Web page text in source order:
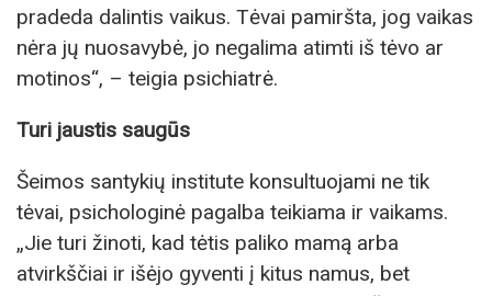
pradeda dalintis vaikus. Tėvai pamiršta, jog vaikas
nėra jų nuosavybė, jo negalima atimti iš tėvo ar
motinos“, – teigia psichiatrė.
Turi jaustis saugūs
Šeimos santykių institute konsultuojami ne tik
tėvai, psichologinė pagalba teikiama ir vaikams.
„Jie turi žinoti, kad tėtis paliko mamą arba
atvirkščiai ir išėjo gyventi į kitus namus, bet